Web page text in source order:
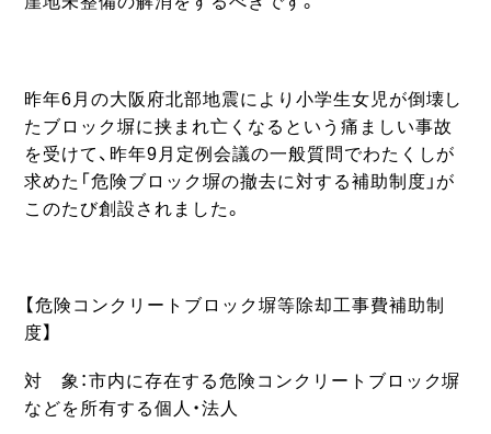
昨年6月の大阪府北部地震により小学生女児が倒壊し
たブロック塀に挟まれ亡くなるという痛ましい事故
を受けて、昨年9月定例会議の一般質問でわたくしが
求めた「危険ブロック塀の撤去に対する補助制度」が
このたび創設されました。
【危険コンクリートブロック塀等除却工事費補助制
度】
対 象：市内に存在する危険コンクリートブロック塀
などを所有する個人・法人